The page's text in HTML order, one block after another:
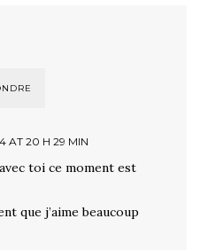
AT 20 H 29 MIN
toi ce moment est
que j’aime beaucoup